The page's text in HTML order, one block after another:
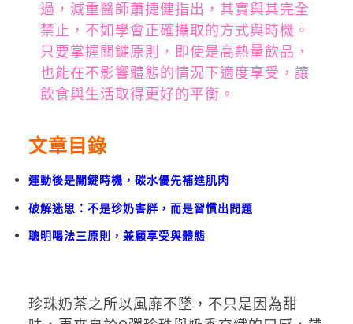
過，減重醫師蕭捷健指出，其實與其完全
禁止，不如學會正確攝取的方式與時機。
只要掌握關鍵原則，即使是高熱量飲品，
也能在不影響體態的情況下適度享受，讓
飲食與生活取得更好的平衡。
文章目錄
運動後是關鍵時機，碳水優先補進肌肉
破解迷思：不是珍奶害胖，而是習慣出問題
聰明喝法三原則，兼顧享受與體態
珍珠奶茶之所以風靡不墜，不只是因為甜